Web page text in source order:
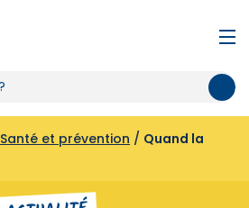
Santé et prévention / Quand la